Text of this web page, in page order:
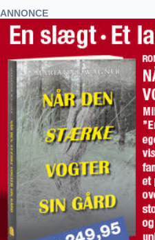
ANNONCE